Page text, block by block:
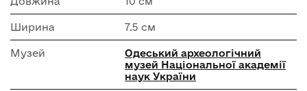
Ширина 7.5 см
Музей
Одеський археологічний
музей Національної академії
наук України